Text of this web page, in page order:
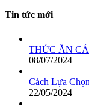
Tin tức mới
THỨC ĂN
08/07/2024
Cách Lựa
22/05/2024